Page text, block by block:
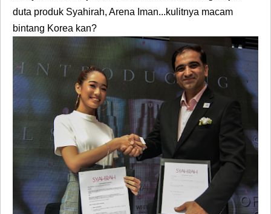
duta produk Syahirah, Arena Iman...kulitnya macam
bintang Korea kan?